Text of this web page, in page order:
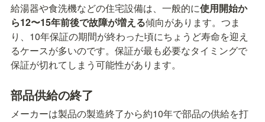
給湯器や食洗機などの住宅設備は、一般的に使用開始か
ら12〜15年前後で故障が増える傾向があります。つま
り、10年保証の期間が終わった頃にちょうど寿命を迎え
るケースが多いのです。保証が最も必要なタイミングで
保証が切れてしまう可能性があります。
部品供給の終了
メーカーは製品の製造終了から約10年で部品の供給を打